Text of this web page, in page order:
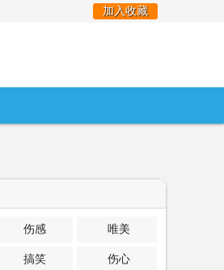
加入收藏
伤感 唯美
搞笑 伤心